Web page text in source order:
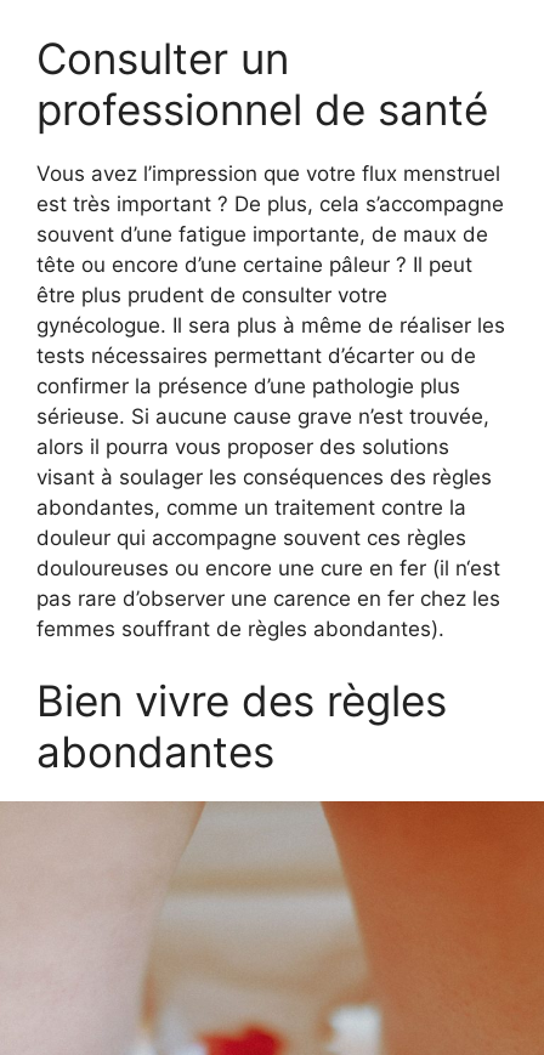
Consulter un
professionnel de santé
Vous avez l’impression que votre flux menstruel
est très important ? De plus, cela s’accompagne
souvent d’une fatigue importante, de maux de
tête ou encore d’une certaine pâleur ? Il peut
être plus prudent de consulter votre
gynécologue. Il sera plus à même de réaliser les
tests nécessaires permettant d’écarter ou de
confirmer la présence d’une pathologie plus
sérieuse. Si aucune cause grave n’est trouvée,
alors il pourra vous proposer des solutions
visant à soulager les conséquences des règles
abondantes, comme un traitement contre la
douleur qui accompagne souvent ces règles
douloureuses ou encore une cure en fer (il n‘est
pas rare d’observer une carence en fer chez les
femmes souffrant de règles abondantes).
Bien vivre des règles
abondantes